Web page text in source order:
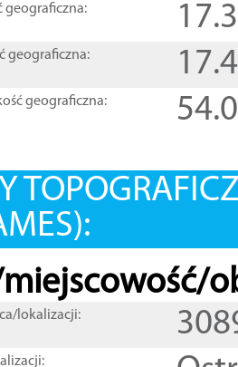
geograficzna:
geograficzna:
geograficzna:
lokalizacji: